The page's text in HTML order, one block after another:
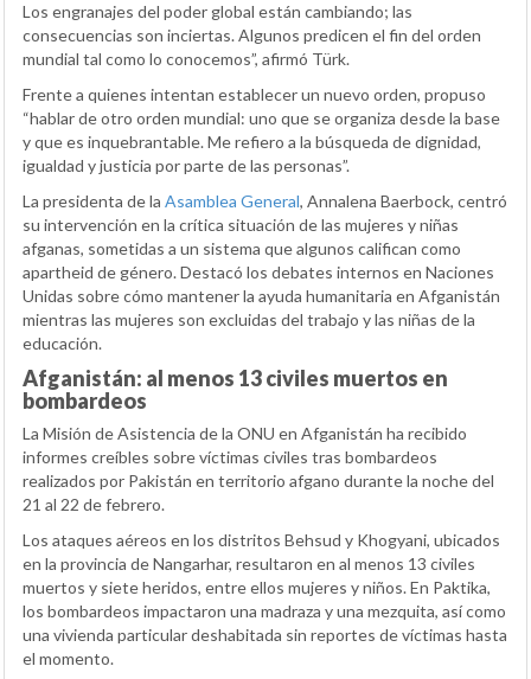
Los engranajes del poder global están cambiando; las
consecuencias son inciertas. Algunos predicen el fin del orden
mundial tal como lo conocemos”, afirmó Türk.
Frente a quienes intentan establecer un nuevo orden, propuso
“hablar de otro orden mundial: uno que se organiza desde la base
y que es inquebrantable. Me refiero a la búsqueda de dignidad,
igualdad y justicia por parte de las personas”.
La presidenta de la Asamblea General, Annalena Baerbock, centró
su intervención en la crítica situación de las mujeres y niñas
afganas, sometidas a un sistema que algunos califican como
apartheid de género. Destacó los debates internos en Naciones
Unidas sobre cómo mantener la ayuda humanitaria en Afganistán
mientras las mujeres son excluidas del trabajo y las niñas de la
educación.
Afganistán: al menos 13 civiles muertos en
bombardeos
La Misión de Asistencia de la ONU en Afganistán ha recibido
informes creíbles sobre víctimas civiles tras bombardeos
realizados por Pakistán en territorio afgano durante la noche del
21 al 22 de febrero.
Los ataques aéreos en los distritos Behsud y Khogyani, ubicados
en la provincia de Nangarhar, resultaron en al menos 13 civiles
muertos y siete heridos, entre ellos mujeres y niños. En Paktika,
los bombardeos impactaron una madraza y una mezquita, así como
una vivienda particular deshabitada sin reportes de víctimas hasta
el momento.